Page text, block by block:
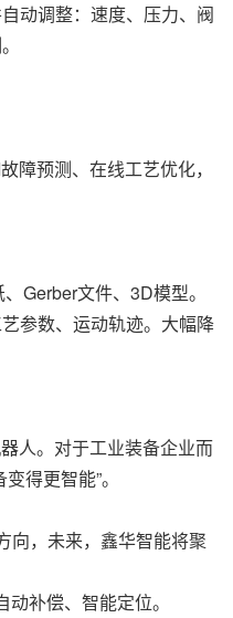
动调整：速度、压力、阀
障预测、在线工艺优化，
Gerber文件、3D模型。
参数、运动轨迹。大幅降
人。对于工业装备企业而
得更智能”。
向，未来，鑫华智能将聚
补偿、智能定位。